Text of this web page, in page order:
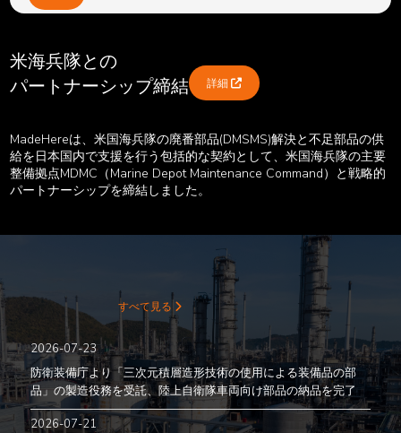
米海兵隊との
パートナーシップ締結
詳細 
MadeHereは、米国海兵隊の廃番部品(DMSMS)解決と不足部品の供
給を日本国内で支援を行う包括的な契約として、米国海兵隊の主要
整備拠点MDMC（Marine Depot Maintenance Command）と戦略的
パートナーシップを締結しました。
すべて見る 
2026-07-23
防衛装備庁より「三次元積層造形技術の使用による装備品の部
品」の製造役務を受託、陸上自衛隊車両向け部品の納品を完了
2026-07-21